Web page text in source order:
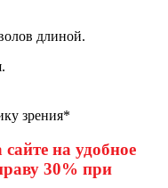
длиной.
зрения*
на удобное
30% при